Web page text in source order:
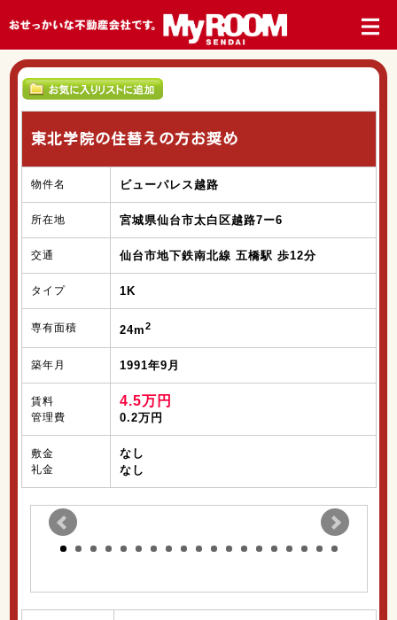
東北学院の住替えの方お奨め
物件名 ビューパレス越路
所在地 宮城県仙台市太白区越路7ー6
交通 仙台市地下鉄南北線 五橋駅 歩12分
タイプ 1K
専有面積 24m2
築年月 1991年9月
賃料
管理費
4.5万円
0.2万円
敷金
礼金
なし
なし